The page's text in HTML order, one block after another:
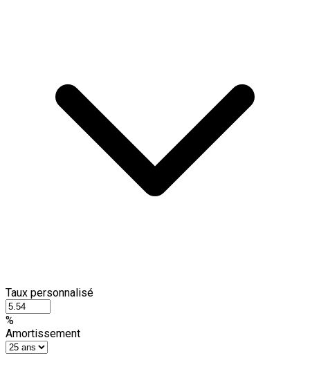
Taux personnalisé
%
Amortissement